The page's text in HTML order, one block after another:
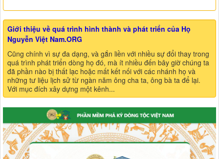
Giới thiệu về quá trình hình thành và phát triển của Họ
Nguyễn Việt Nam.ORG
Cũng chính vì sự đa dạng, và gắn liền với nhiều sự đổi thay trong
quá trình phát triển dòng họ đó, mà ít nhiều đến bây giờ chúng ta
đã phần nào bị thất lạc hoặc mất kết nối với các nhánh họ và
những tư liệu lịch sử từ ngàn năm ông cha ta, ông bà ta để lại.
Với mục đích xây dựng một kênh...